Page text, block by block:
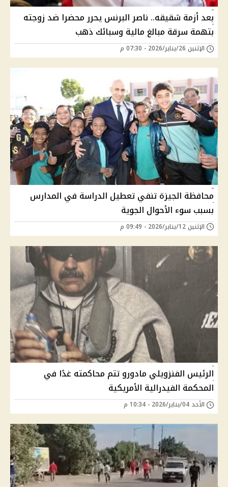
بعد أزمة شقيقه.. ناصر البرنس يحرر محضرا ضد زوجته
بتهمة سرقة مبالغ مالية وسبائك ذهب
الإثنين 26/يناير/2026 - 07:30 م
محافظة الجيزة تنفي تعطيل الدراسة في المدارس
بسبب سوء الأحوال الجوية
الإثنين 12/يناير/2026 - 09:49 م
الرئيس الفنزويلي مادورو تتم محاكمته غدًا في
المحكمة الفيدرالية الأمريكية
الأحد 04/يناير/2026 - 10:34 م